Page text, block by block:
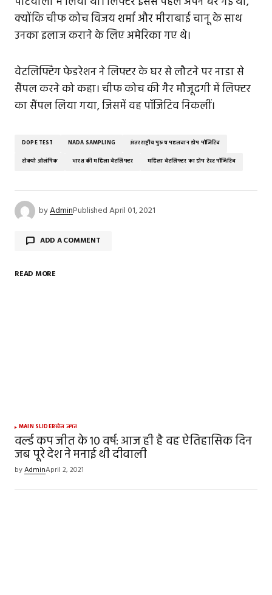
क्योंकि चीफ कोच विजय शर्मा और मीराबाई चानू के साथ
उनका इलाज कराने के लिए अमेरिका गए थे।
वेटलिफ्टिंग फेडरेशन ने लिफ्टर के घर से लौटने पर नाडा से
सैंपल करने को कहा। चीफ कोच की गैर मौजूदगी में लिफ्टर
का सैंपल लिया गया, जिसमें वह पॉजिटिव निकलीं।
DOPE TEST NADA SAMPLING अंतरराष्ट्रीय पुरुष पहलवान डोप पॉजिटिव
टोक्यो ओलंपिक भारत की महिला वेटलिफ्टर महिला वेटलिफ्टर का डोप टेस्ट पॉजिटिव
byAdminPublishedApril 01, 2021
ADD A COMMENT
Your E-mail*
browser for the next time I comment.
READ MORE
MAIN SLIDERखेल जगत
वर्ल्ड कप जीत के 10 वर्ष: आज ही है वह ऐतिहासिक दिन
जब पूरे देश ने मनाई थी दीवाली
byAdminApril 2, 2021